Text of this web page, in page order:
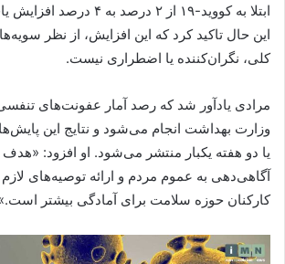
ابتلا به کووید-۱۹ از ۲ درصد
این حال تاکید کرد که این افزایش، از نظر
کلی، نگران‌کننده یا اضطراری نیست.
مرادی یادآور شد که رصد آمار عفونت‌های
وزارت بهداشت انجام می‌شود و نتایج این
یا دو هفته یکبار منتشر می‌شود. او افزود: «هدف
آگاهی‌دهی به عموم مردم و ارائه توصیه‌های
کارکنان حوزه سلامت برای آمادگی بیشتر